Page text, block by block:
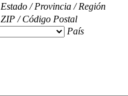
Estado / Provincia / Región
ZIP / Código Postal
País